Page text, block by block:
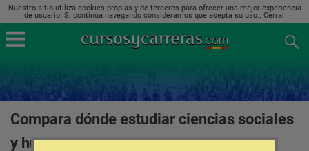
Nuestro sitio utiliza cookies propias y de terceros para ofrecer una mejor experiencia
de usuario. Si continúa navegando consideramos que acepta su uso.. Cerrar
Compara dónde estudiar ciencias sociales
y humanidades en España